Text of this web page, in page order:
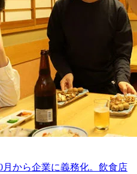
月から企業に義務化。飲食店